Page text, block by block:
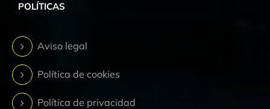
POLÍTICAS
Aviso legal
Política de cookies
Política de privacidad